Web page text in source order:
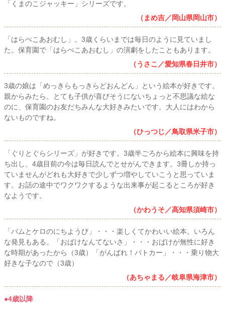
「くまのこジャッキー」シリーズです。
（まめ吉／岡山県岡山市）
「はらぺこあおむし」。3歳くらいまでは毎日のように見ていまし
た。保育園で「はらぺこあおむし」の演劇をしたこともあります。
（うさこ／愛知県春日井市）
3歳の娘は「めっきらもっきらどおんどん」という絵本が好きです。
親からみたら、とても子供が喜びそうにないちょっと不思議な絵な
のに、保育園のお友だちみんな大好きみたいです。大人にはわから
ないものですね。
（ひっつじ／鳥取県米子市）
「ぐりとぐらシリーズ」が好きです。3歳半ごろから絵本に興味を持
ち出し、4歳目前の今は毎日読んでとせがんできます。3冊しか持っ
ていませんがどれも大好きで少しずつ増やしていこうと思っていま
す。お話の途中でワクワクするような出来事が起こるところが好き
なようです。
（かわうそ／高知県須崎市）
「バムとケロのにちようび」・・・楽しくてかわいい絵本。いろん
な発見もある。「おばけなんてないさ」・・・おばけが無性に好き
な時期があったから（3歳）「がんばれ！パトカー」・・・乗り物大
好きな子なので（3歳）
（あちゃまる／岐阜県海津市）
●4歳以降